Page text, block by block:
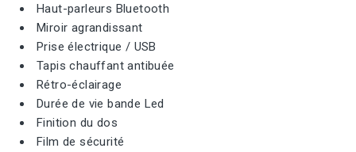
Haut-parleurs Bluetooth
Miroir agrandissant
Prise électrique / USB
Tapis chauffant antibuée
Rétro-éclairage
Durée de vie bande Led
Finition du dos
Film de sécurité